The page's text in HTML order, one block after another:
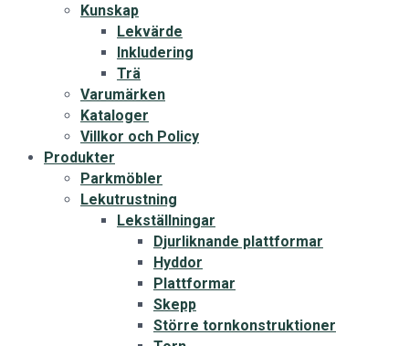
Kunskap
Lekvärde
Inkludering
Trä
Varumärken
Kataloger
Villkor och Policy
Produkter
Parkmöbler
Lekutrustning
Lekställningar
Djurliknande plattformar
Hyddor
Plattformar
Skepp
Större tornkonstruktioner